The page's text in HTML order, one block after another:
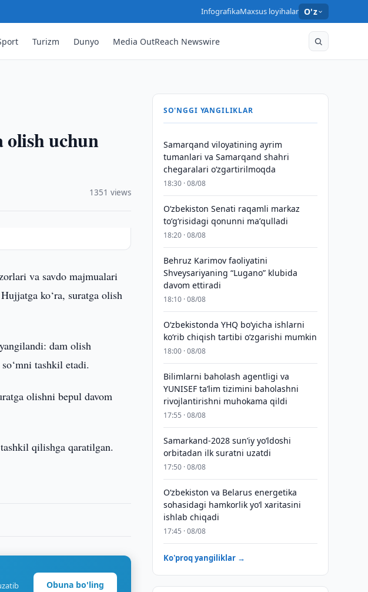
InfografikaMaxsus loyihalar O'z
Turizm Dunyo Media OutReach Newswire
olish uchun
1351 views
va savdo majmualari
ko‘ra, suratga olish
dam olish
tashkil etadi.
olishni bepul davom
qilishga qaratilgan.
Obuna bo'ling
SO'NGGI YANGILIKLAR
Samarqand viloyatining ayrim
tumanlari va Samarqand shahri
chegaralari oʻzgartirilmoqda
18:30 · 08/08
Oʻzbekiston Senati raqamli markaz
toʻgʻrisidagi qonunni maʼqulladi
18:20 · 08/08
Behruz Karimov faoliyatini
Shveysariyaning “Lugano” klubida
davom ettiradi
18:10 · 08/08
O‘zbekistonda YHQ bo‘yicha ishlarni
ko‘rib chiqish tartibi o‘zgarishi mumkin
18:00 · 08/08
Bilimlarni baholash agentligi va
YUNISEF taʼlim tizimini baholashni
rivojlantirishni muhokama qildi
17:55 · 08/08
Samarkand-2028 sunʼiy yo‘ldoshi
orbitadan ilk suratni uzatdi
17:50 · 08/08
Oʻzbekiston va Belarus energetika
sohasidagi hamkorlik yoʻl xaritasini
ishlab chiqadi
17:45 · 08/08
Ko'proq yangiliklar →